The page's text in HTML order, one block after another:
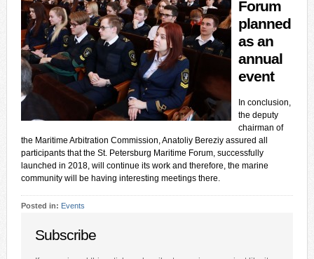
Forum
planned
as an
annual
event
In conclusion,
the deputy
chairman of
the Maritime Arbitration Commission, Anatoliy Bereziy assured all
participants that the St. Petersburg Maritime Forum, successfully
launched in 2018, will continue its work and therefore, the marine
community will be having interesting meetings there.
Posted in: Events
Subscribe